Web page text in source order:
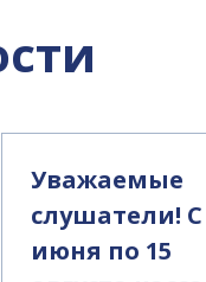
Уважаемые
слушатели! С
июня по 15